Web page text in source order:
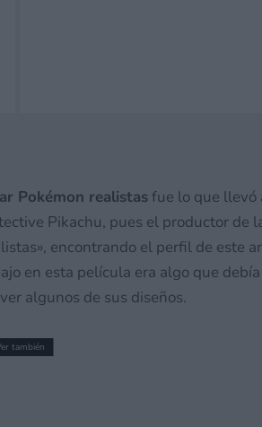
Pokémon realistasfue lo que llevó
Pikachu, pues el productor de
encontrando el perfil de este
en esta película era algo que debía
algunos de sus diseños.
también